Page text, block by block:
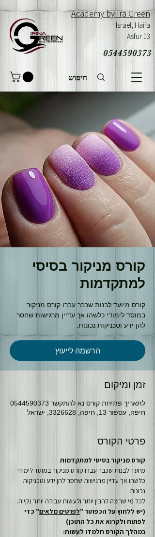
0544590373
Academy by Ira Green
Israel, Haifa
Asfur 13
קורס מניקור בסיסי
למתקדמות
קורס מיועד לבנות שכבר עברו קורס מניקור
במוסד לימודי כלשהו אך עדיין מרגישות שחסר
להן ידע וטכניקות נכונות.
הרשמה לייעוץ
זמן ומיקום
לתאריך פתיחת קורס נא להתקשר 0544590373
חיפה, עספור 13, חיפה, 3326628, ישראל
פרטי הקורס
קורס מניקור בסיסי למתקדמות
מיועד לבנות שכבר עברו קורס מניקור במוסד לימודי
כלשהו אך עדיין מרגישות שחסר להן ידע וטכניקות
נכונות.
לכל מי שרוצה להבין יותר ולעשות עבודה יותר נקייה.
(יש ללחוץ על הכפתור "לפרטים מלאים" כדי
לפתוח ולקרוא את כל התוכן)
במהלך הקורס תלמדו לעשות: